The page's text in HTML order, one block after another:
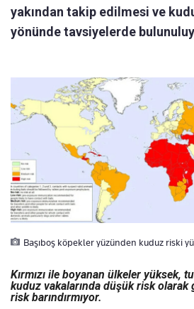
yakından takip edilmesi ve
yönünde tavsiyelerde
Başıboş köpekler yüzünden kuduz riski
Kırmızı ile boyanan ülkeler yüksek,
kuduz vakalarında düşük risk
risk barındırmıyor.